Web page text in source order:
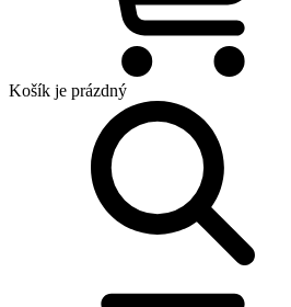
Košík je prázdný